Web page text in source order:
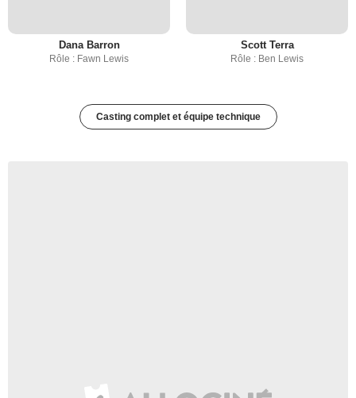
Dana Barron
Rôle : Fawn Lewis
Scott Terra
Rôle : Ben Lewis
Casting complet et équipe technique